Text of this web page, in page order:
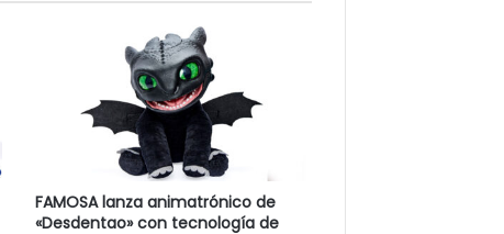
FAMOSA lanza animatrónico de
«Desdentao» con tecnología de